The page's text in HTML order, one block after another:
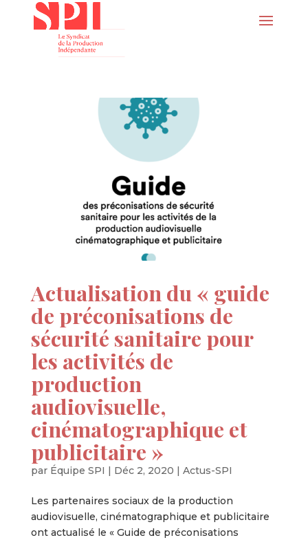
Actualisation du « guide
de préconisations de
sécurité sanitaire pour
les activités de
production
audiovisuelle,
cinématographique et
publicitaire »
par Équipe SPI Déc 2, 2020 Actus-SPI
Les partenaires sociaux de la production
audiovisuelle, cinématographique et publicitaire
ont actualisé le « Guide de préconisations